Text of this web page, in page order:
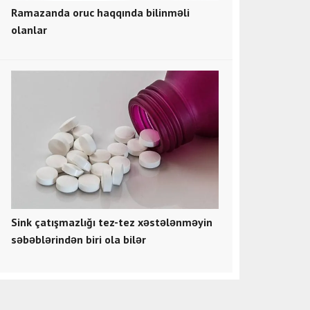
Ramazanda oruc haqqında bilinməli
olanlar
Sink çatışmazlığı tez-tez xəstələnməyin
səbəblərindən biri ola bilər